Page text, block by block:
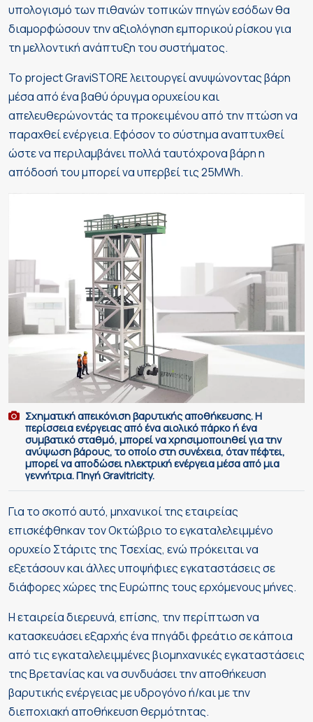
υπολογισμό των πιθανών τοπικών πηγών εσόδων θα
διαμορφώσουν την αξιολόγηση εμπορικού ρίσκου για
τη μελλοντική ανάπτυξη του συστήματος.
Το project GraviSTORE λειτουργεί ανυψώνοντας βάρη
μέσα από ένα βαθύ όρυγμα ορυχείου και
απελευθερώνοντάς τα προκειμένου από την πτώση να
παραχθεί ενέργεια. Εφόσον το σύστημα αναπτυχθεί
ώστε να περιλαμβάνει πολλά ταυτόχρονα βάρη η
απόδοσή του μπορεί να υπερβεί τις 25MWh.
Σχηματική απεικόνιση βαρυτικής αποθήκευσης. Η
περίσσεια ενέργειας από ένα αιολικό πάρκο ή ένα
συμβατικό σταθμό, μπορεί να χρησιμοποιηθεί για την
ανύψωση βάρους, το οποίο στη συνέχεια, όταν πέφτει,
μπορεί να αποδώσει ηλεκτρική ενέργεια μέσα από μια
γεννήτρια. Πηγή Gravitricity.
Για το σκοπό αυτό, μηχανικοί της εταιρείας
επισκέφθηκαν τον Οκτώβριο το εγκαταλελειμμένο
ορυχείο Στάριτς της Τσεχίας, ενώ πρόκειται να
εξετάσουν και άλλες υποψήφιες εγκαταστάσεις σε
διάφορες χώρες της Ευρώπης τους ερχόμενους μήνες.
Η εταιρεία διερευνά, επίσης, την περίπτωση να
κατασκευάσει εξαρχής ένα πηγάδι φρεάτιο σε κάποια
από τις εγκαταλελειμμένες βιομηχανικές εγκαταστάσεις
της Βρετανίας και να συνδυάσει την αποθήκευση
βαρυτικής ενέργειας με υδρογόνο ή/και με την
διεποχιακή αποθήκευση θερμότητας.